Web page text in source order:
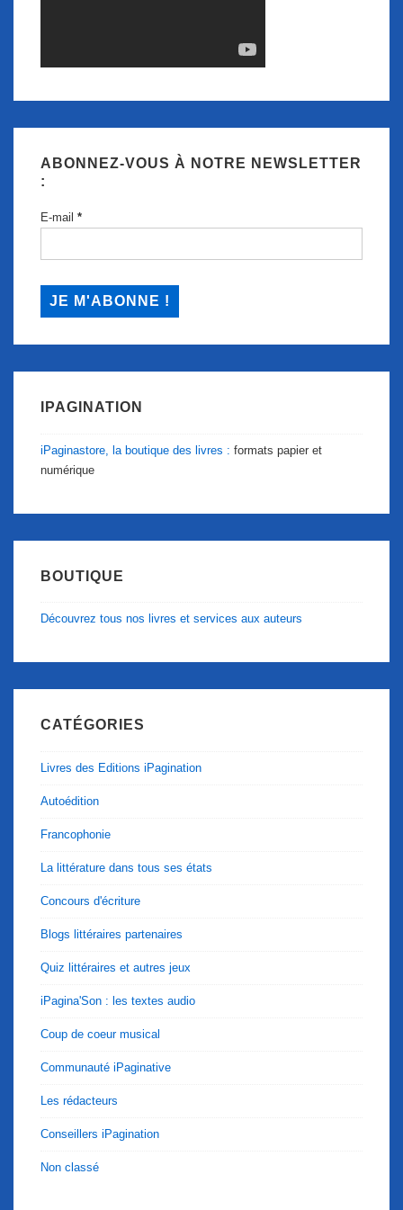
ABONNEZ-VOUS À NOTRE NEWSLETTER
:
E-mail *
IPAGINATION
iPaginastore, la boutique des livres : formats papier et
numérique
BOUTIQUE
Découvrez tous nos livres et services aux auteurs
CATÉGORIES
Livres des Editions iPagination
Autoédition
Francophonie
La littérature dans tous ses états
Concours d'écriture
Blogs littéraires partenaires
Quiz littéraires et autres jeux
iPagina'Son : les textes audio
Coup de coeur musical
Communauté iPaginative
Les rédacteurs
Conseillers iPagination
Non classé